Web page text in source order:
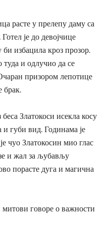
расте у прелепу даму са
је до девојчице
би избацила кроз прозор.
туда и одлучио да се
призором лепотице
брак.
Златокоси исекла косу
и губи вид. Годинама је
чуо Златокосин мио глас
и жал за љубављу
порасте дуга и магична
митови говоре о важности